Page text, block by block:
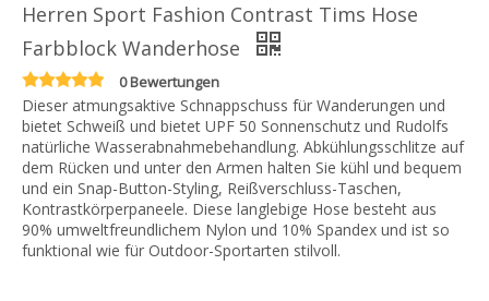
Herren Sport Fashion Contrast Tims Hose
Farbblock Wanderhose
0 Bewertungen
Dieser atmungsaktive Schnappschuss für Wanderungen und
bietet Schweiß und bietet UPF 50 Sonnenschutz und Rudolfs
natürliche Wasserabnahmebehandlung. Abkühlungsschlitze auf
dem Rücken und unter den Armen halten Sie kühl und bequem
und ein Snap-Button-Styling, Reißverschluss-Taschen,
Kontrastkörperpaneele. Diese langlebige Hose besteht aus
90% umweltfreundlichem Nylon und 10% Spandex und ist so
funktional wie für Outdoor-Sportarten stilvoll.